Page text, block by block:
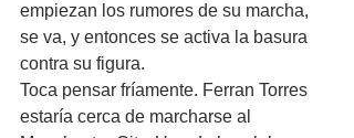
empiezan los rumores de su marcha,
se va, y entonces se activa la basura
contra su figura.
Toca pensar fríamente. Ferran Torres
estaría cerca de marcharse al